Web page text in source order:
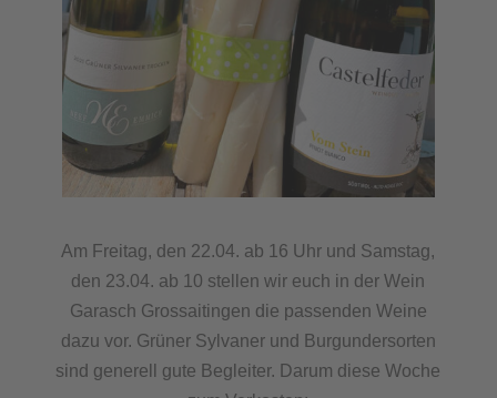
Am Freitag, den 22.04. ab 16 Uhr und Samstag,
den 23.04. ab 10 stellen wir euch in der Wein
Garasch Grossaitingen die passenden Weine
dazu vor. Grüner Sylvaner und Burgundersorten
sind generell gute Begleiter. Darum diese Woche